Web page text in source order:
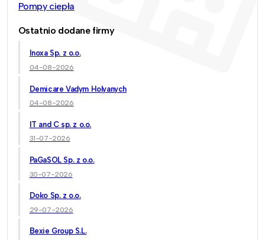
Pompy ciepła
Ostatnio dodane firmy
Inoxa Sp. z o.o.
04-08-2026
Demicare Vadym Holyanych
04-08-2026
IT and C sp. z o.o.
31-07-2026
PaGaSOL Sp. z o.o.
30-07-2026
Doko Sp. z o.o.
29-07-2026
Bexie Group S.L.